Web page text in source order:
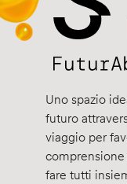
Uno spazio
futuro
viaggio per
comprensione
fare tutti